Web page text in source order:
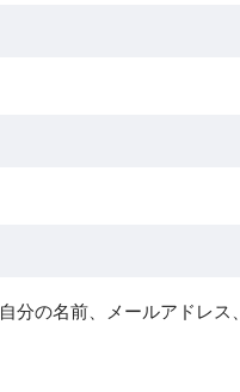
の名前、メールアドレス